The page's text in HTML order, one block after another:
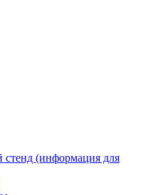
(информация для